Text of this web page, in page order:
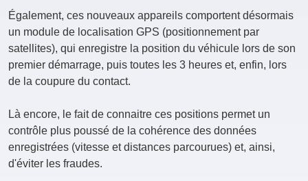
Également, ces nouveaux appareils comportent désormais
un module de localisation GPS (positionnement par
satellites), qui enregistre la position du véhicule lors de son
premier démarrage, puis toutes les 3 heures et, enfin, lors
de la coupure du contact.
Là encore, le fait de connaitre ces positions permet un
contrôle plus poussé de la cohérence des données
enregistrées (vitesse et distances parcourues) et, ainsi,
d'éviter les fraudes.